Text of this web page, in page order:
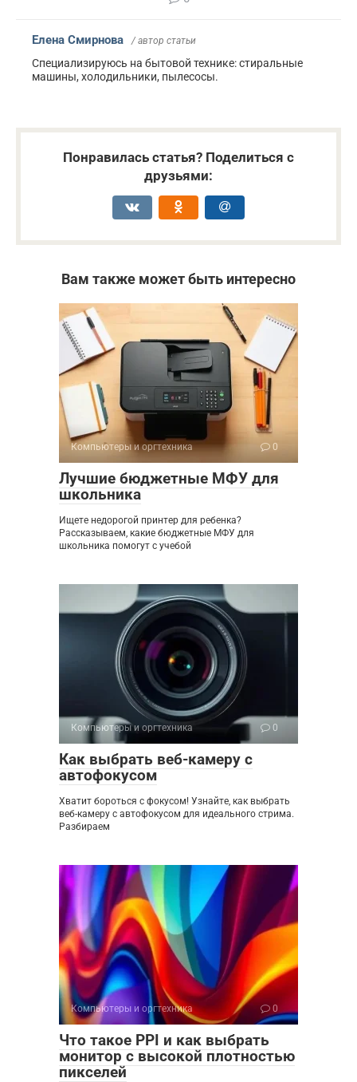
Елена Смирнова / автор статьи
Специализируюсь на бытовой технике: стиральные
машины, холодильники, пылесосы.
Понравилась статья? Поделиться с
друзьями:
Вам также может быть интересно
Компьютеры и оргтехника 0
Лучшие бюджетные МФУ для
школьника
Ищете недорогой принтер для ребенка?
Рассказываем, какие бюджетные МФУ для
школьника помогут с учебой
Компьютеры и оргтехника 0
Как выбрать веб-камеру с
автофокусом
Хватит бороться с фокусом! Узнайте, как выбрать
веб-камеру с автофокусом для идеального стрима.
Разбираем
Компьютеры и оргтехника 0
Что такое PPI и как выбрать
монитор с высокой плотностью
пикселей